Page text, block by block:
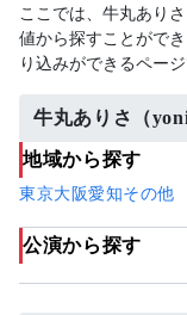
ここでは、牛丸あり
値から探すことがで
り込みができるページ
牛丸ありさ（
地域から探す
東京大阪愛知その他
公演から探す